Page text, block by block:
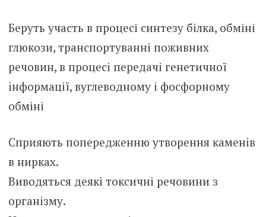
Беруть участь в процесі синтезу білка, обміні
глюкози, транспортуванні поживних
речовин, в процесі передачі генетичної
інформації, вуглеводному і фосфорному
обміні
Сприяють попередженню утворення каменів
в нирках.
Виводяться деякі токсичні речовини з
організму.